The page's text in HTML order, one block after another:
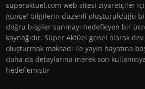
superaktuel.com web sitesi ziyaretçiler
güncel bilgilerin düzenli oluşturulduğu
doğru bilgiler sunmayı hedefleyen bir
kaynağıdır. Süper Aktüel genel olarak
oluşturmak maksadı ile yayın hayatına
daha da detaylarına inerek son
hedeflemiştir